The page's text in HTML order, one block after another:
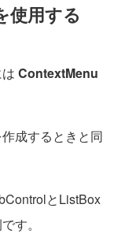
使用する
ContextMenu
成するときと同
とListBox
す。